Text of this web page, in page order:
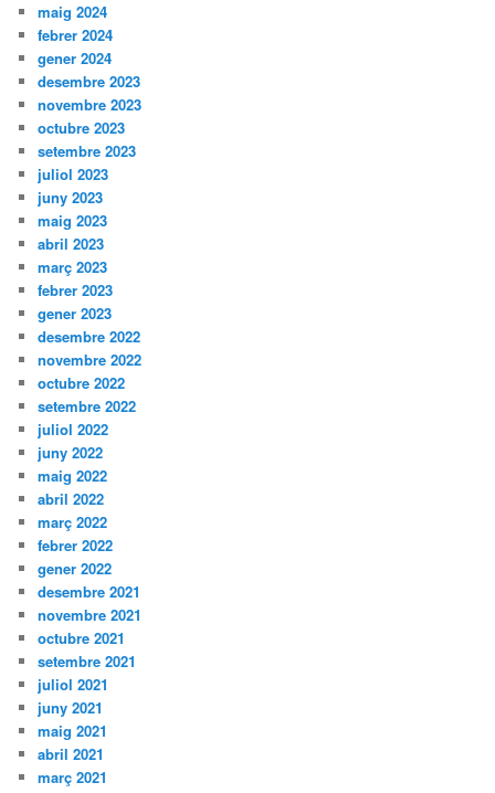
maig 2024
febrer 2024
gener 2024
desembre 2023
novembre 2023
octubre 2023
setembre 2023
juliol 2023
juny 2023
maig 2023
abril 2023
març 2023
febrer 2023
gener 2023
desembre 2022
novembre 2022
octubre 2022
setembre 2022
juliol 2022
juny 2022
maig 2022
abril 2022
març 2022
febrer 2022
gener 2022
desembre 2021
novembre 2021
octubre 2021
setembre 2021
juliol 2021
juny 2021
maig 2021
abril 2021
març 2021